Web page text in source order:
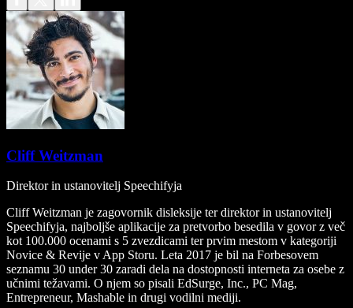
Cliff Weitzman
Direktor in ustanovitelj Speechifyja
Cliff Weitzman je zagovornik disleksije ter direktor in ustanovitelj
Speechifyja, najboljše aplikacije za pretvorbo besedila v govor z več
kot 100.000 ocenami s 5 zvezdicami ter prvim mestom v kategoriji
Novice & Revije v App Storu. Leta 2017 je bil na Forbesovem
seznamu 30 under 30 zaradi dela na dostopnosti interneta za osebe z
učnimi težavami. O njem so pisali EdSurge, Inc., PC Mag,
Entrepreneur, Mashable in drugi vodilni mediji.